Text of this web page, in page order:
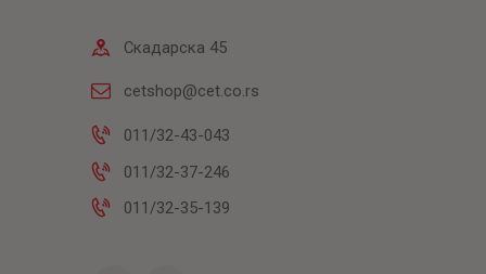
Скадарска 45
cetshop@cet.co.rs
011/32-43-043
011/32-37-246
011/32-35-139